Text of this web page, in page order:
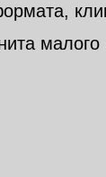
малого